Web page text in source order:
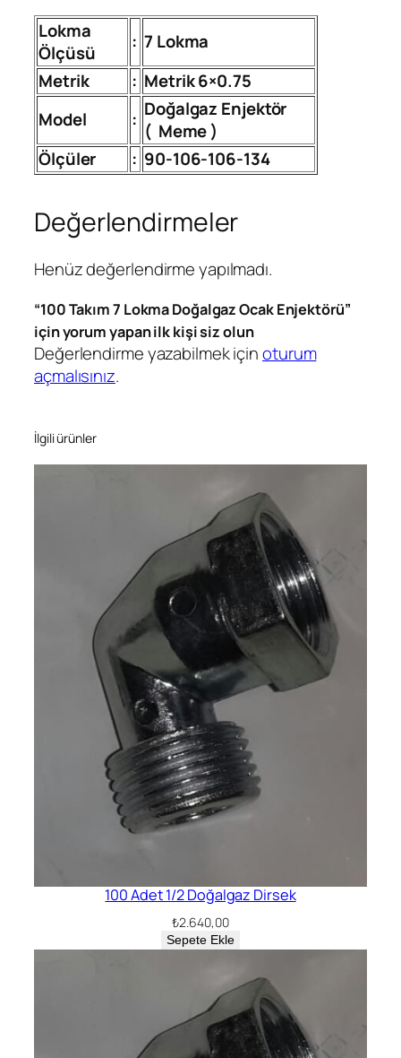
a
D
o
ğ
a
g
a
O
a
E
n
j
e
t
ö
Lokma
Ölçüsü
: 7 Lokma
Metrik
: Metrik 6×0.75
Model
: Doğalgaz Enjektör
( Meme )
Ölçüler
: 90-106-106-134
Değerlendirmeler
Henüz değerlendirme yapılmadı.
“100 Takım 7 Lokma Doğalgaz Ocak Enjektörü”
için yorum yapan ilk kişi siz olun
Değerlendirme yazabilmek içinoturum
açmalısınız.
İlgili ürünler
100 Adet 1/2 Doğalgaz Dirsek
₺2.640,00
Sepete Ekle